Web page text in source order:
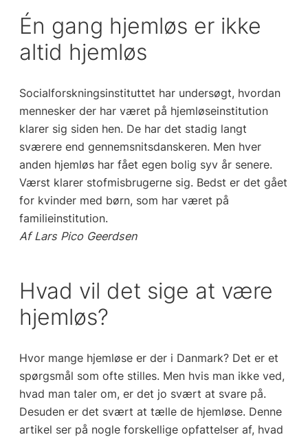
Én gang hjemløs er ikke
altid hjemløs
Socialforskningsinstituttet har undersøgt, hvordan
mennesker der har været på hjemløseinstitution
klarer sig siden hen. De har det stadig langt
sværere end gennemsnitsdanskeren. Men hver
anden hjemløs har fået egen bolig syv år senere.
Værst klarer stofmisbrugerne sig. Bedst er det gået
for kvinder med børn, som har været på
familieinstitution.
Af Lars Pico Geerdsen
Hvad vil det sige at være
hjemløs?
Hvor mange hjemløse er der i Danmark? Det er et
spørgsmål som ofte stilles. Men hvis man ikke ved,
hvad man taler om, er det jo svært at svare på.
Desuden er det svært at tælle de hjemløse. Denne
artikel ser på nogle forskellige opfattelser af, hvad